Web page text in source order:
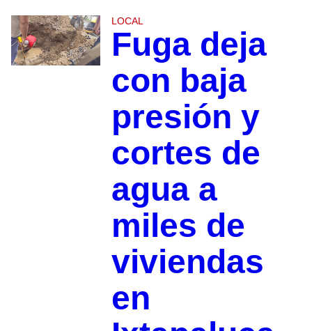
LOCAL
Fuga deja
con baja
presión y
cortes de
agua a
miles de
viviendas
en